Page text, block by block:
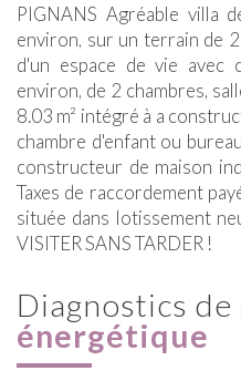
PIGNANS Agréable villa
environ, sur un terrain de
d'un espace de vie avec
environ, de 2 chambres,
8.03 m² intégré à a
chambre d'enfant ou
constructeur de maison
Taxes de raccordement
située dans lotissement
VISITER SANS TARDER !
diagnostics de
énergétique